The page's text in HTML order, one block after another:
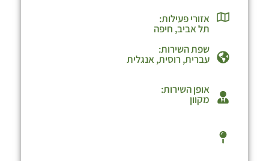
אזורי פעילות:
תל אביב, חיפה
שפת השירות:
עברית, רוסית, אנגלית
אופן השירות:
מקוון